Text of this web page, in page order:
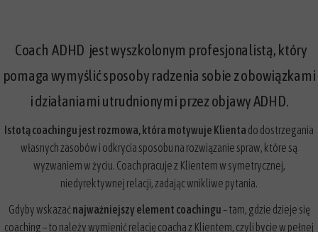
Coach ADHD jest wyszkolonym profesjonalistą, który
pomaga wymyślić sposoby radzenia sobie z obowiązkami
i działaniami utrudnionymi przez objawy ADHD.
Istotą coachingu jest rozmowa, która motywuje Klienta do dostrzegania
własnych zasobów i odkrycia sposobu na rozwiązanie spraw, które są
wyzwaniem w życiu. Coach pracuje z Klientem w symetrycznej,
niedyrektywnej relacji, zadając wnikliwe pytania.
Gdyby wskazaćnajważniejszy element coachingu– tam, gdzie dzieje się
coaching – to należy wymienić relację coacha z Klientem, czyli bycie w pełnej